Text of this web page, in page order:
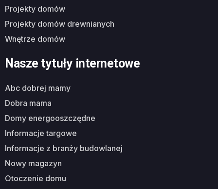
projekty domów
projekty domów drewnianych
wnętrze domów
Nasze tytuły internetowe
abc dobrej mamy
dobra mama
domy energooszczędne
informacje targowe
informacje z branży budowlanej
nowy magazyn
otoczenie domu